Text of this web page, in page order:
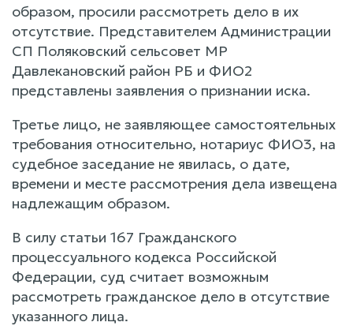
образом, просили рассмотреть дело в их
отсутствие. Представителем Администрации
СП Поляковский сельсовет МР
Давлекановский район РБ и ФИО2
представлены заявления о признании иска.
Третье лицо, не заявляющее самостоятельных
требования относительно, нотариус ФИО3, на
судебное заседание не явилась, о дате,
времени и месте рассмотрения дела извещена
надлежащим образом.
В силу статьи 167 Гражданского
процессуального кодекса Российской
Федерации, суд считает возможным
рассмотреть гражданское дело в отсутствие
указанного лица.